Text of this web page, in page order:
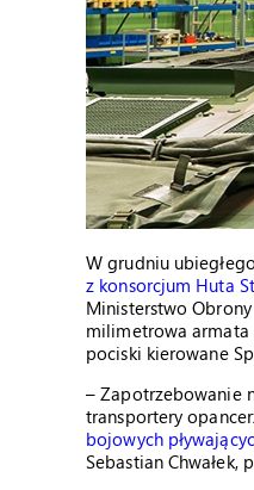
W grudniu
z konsorcjum Huta
Ministerstwo
milimetrowa armata
pociski kierowane
– Zapotrzebowanie
transportery
bojowych
Sebastian Chwałek,